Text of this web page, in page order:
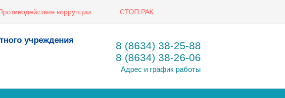
коррупции СТОП РАК
учреждения
8 (8634) 38-25-88
8 (8634) 38-26-06
Адрес и график работы